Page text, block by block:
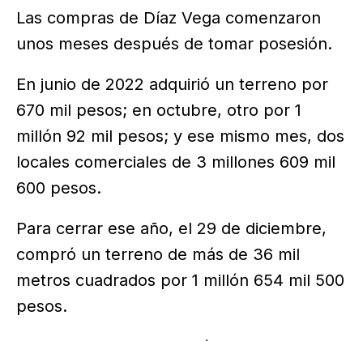
Las compras de Díaz Vega comenzaron
unos meses después de tomar posesión.
En junio de 2022 adquirió un terreno por
670 mil pesos; en octubre, otro por 1
millón 92 mil pesos; y ese mismo mes, dos
locales comerciales de 3 millones 609 mil
600 pesos.
Para cerrar ese año, el 29 de diciembre,
compró un terreno de más de 36 mil
metros cuadrados por 1 millón 654 mil 500
pesos.